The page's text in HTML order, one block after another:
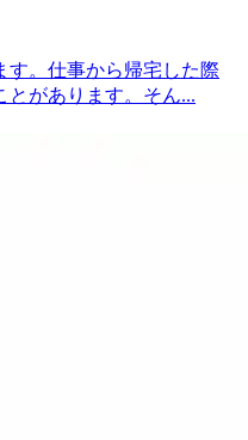
す。仕事から帰宅した際
とがあります。そん...